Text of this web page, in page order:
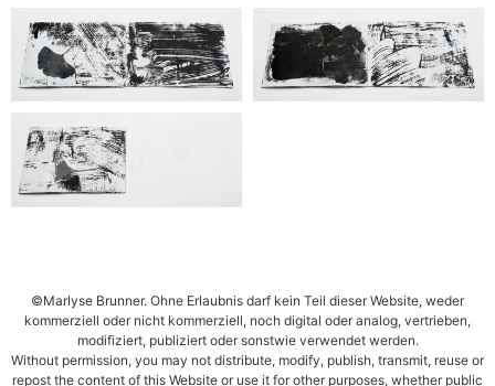
©Marlyse Brunner. Ohne Erlaubnis darf kein Teil dieser Website, weder
kommerziell oder nicht kommerziell, noch digital oder analog, vertrieben,
modifiziert, publiziert oder sonstwie verwendet werden.
Without permission, you may not distribute, modify, publish, transmit, reuse or
repost the content of this Website or use it for other purposes, whether public